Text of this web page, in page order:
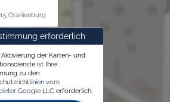
Oranienburg
erforderlich
Aktivierung der Karten- und
ist Ihre
zu den
vom
Google LLC erforderlich.